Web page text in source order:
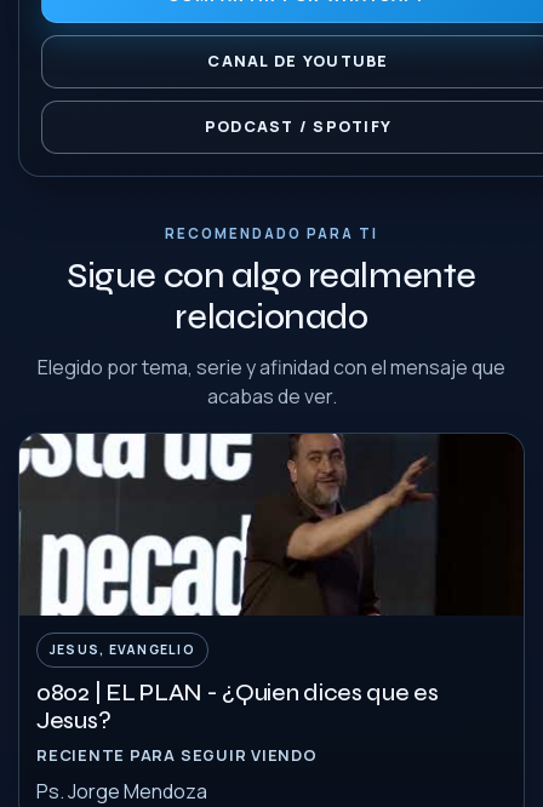
CANAL DE YOUTUBE
PODCAST / SPOTIFY
RECOMENDADO PARA TI
Sigue con algo realmente
relacionado
Elegido por tema, serie y afinidad con el mensaje que
acabas de ver.
JESUS, EVANGELIO
0802 | EL PLAN - ¿Quien dices que es
Jesus?
RECIENTE PARA SEGUIR VIENDO
Ps. Jorge Mendoza